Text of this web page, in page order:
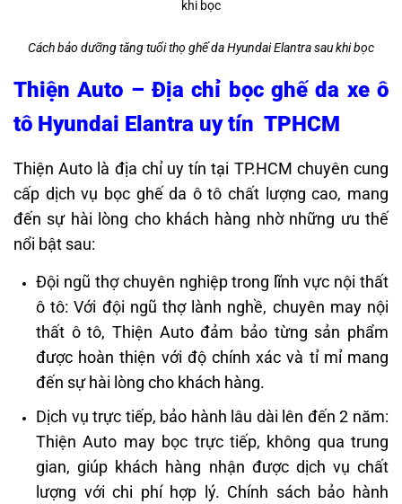
Cách bảo dưỡng tăng tuổi thọ ghế da Hyundai Elantra sau khi bọc
Thiện Auto – Địa chỉ bọc ghế da xe ô
tô Hyundai Elantra uy tín TPHCM
Thiện Auto là địa chỉ uy tín tại TP.HCM chuyên cung
cấp dịch vụ bọc ghế da ô tô chất lượng cao, mang
đến sự hài lòng cho khách hàng nhờ những ưu thế
nổi bật sau:​
Đội ngũ thợ chuyên nghiệp trong lĩnh vực nội thất
ô tô: Với đội ngũ thợ lành nghề, chuyên may nội
thất ô tô, Thiện Auto đảm bảo từng sản phẩm
được hoàn thiện với độ chính xác và tỉ mỉ mang
đến sự hài lòng cho khách hàng.​
Dịch vụ trực tiếp, bảo hành lâu dài lên đến 2 năm:
Thiện Auto may bọc trực tiếp, không qua trung
gian, giúp khách hàng nhận được dịch vụ chất
lượng với chi phí hợp lý. Chính sách bảo hành